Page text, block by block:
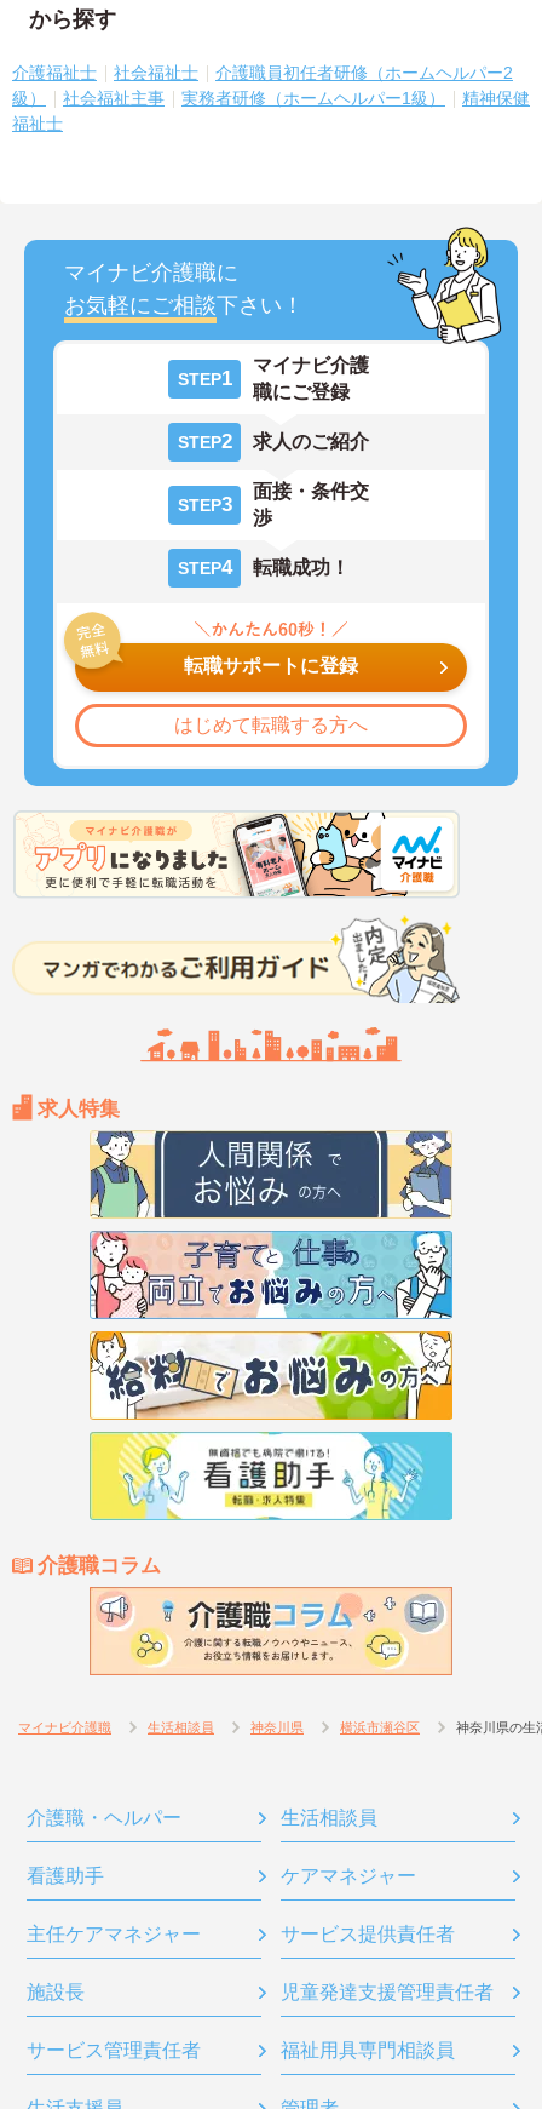
から探す
介護福祉士 社会福祉士
介護職員初任者研修（ホームヘルパー2
級）
社会福祉主事 実務者研修（ホームヘルパー1級）
精神保健
福祉士
マイナビ介護職に
お気軽にご相談下さい！
STEP1
マイナビ介護
職にご登録
STEP2 求人のご紹介
STEP3
面接・条件交
渉
STEP4 転職成功！
転職サポートに登録
はじめて転職する方へ
求人特集
介護職コラム
マイナビ介護職 生活相談員 神奈川県 横浜市瀬谷区 神奈川県の生
介護職・ヘルパー 生活相談員
看護助手 ケアマネジャー
主任ケアマネジャー サービス提供責任者
施設長 児童発達支援管理責任者
サービス管理責任者 福祉用具専門相談員